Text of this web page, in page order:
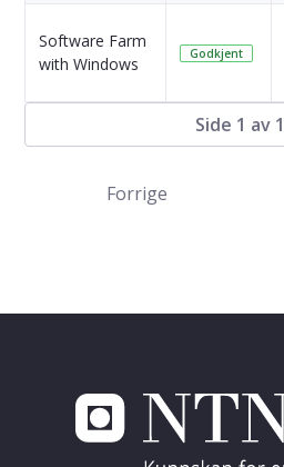
Software Farm
with Windows
Godkjent
Side 1 av 1
Forrige